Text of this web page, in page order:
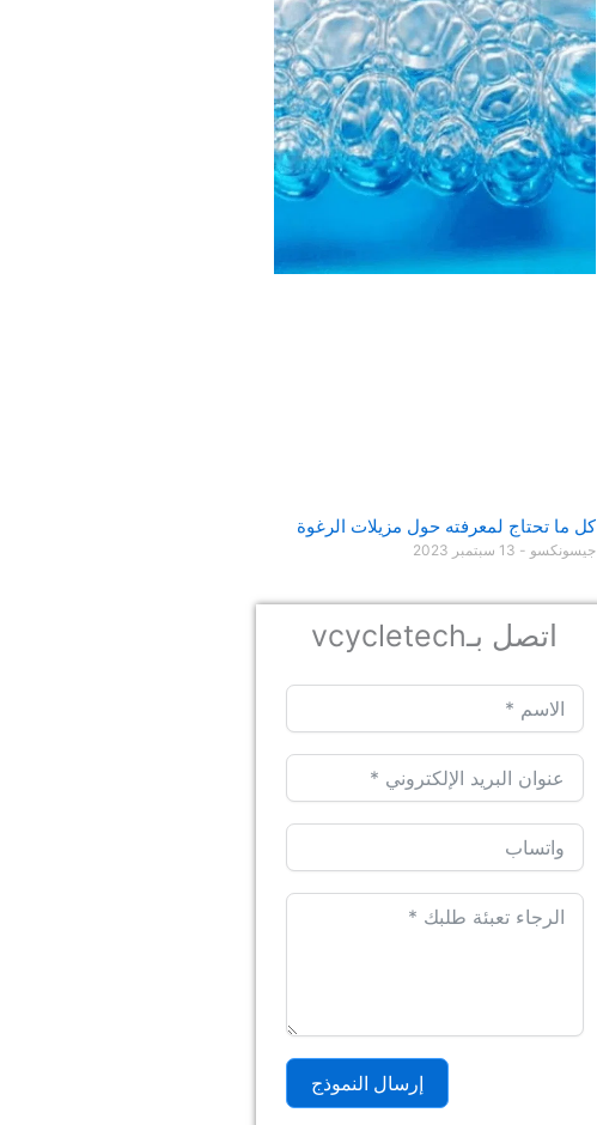
كل ما تحتاج لمعرفته حول مزيلات الرغوة
جيسونكسو
اتصل بـvcycletech
إرسال النموذج